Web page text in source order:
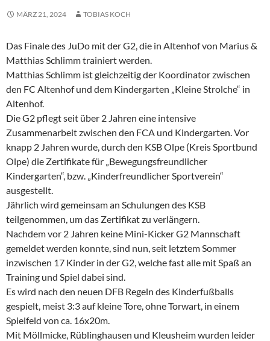
MÄRZ 21, 2024 TOBIAS KOCH
Das Finale des JuDo mit der G2, die in Altenhof von Marius &
Matthias Schlimm trainiert werden.
Matthias Schlimm ist gleichzeitig der Koordinator zwischen
den FC Altenhof und dem Kindergarten „Kleine Strolche“ in
Altenhof.
Die G2 pflegt seit über 2 Jahren eine intensive
Zusammenarbeit zwischen den FCA und Kindergarten. Vor
knapp 2 Jahren wurde, durch den KSB Olpe (Kreis Sportbund
Olpe) die Zertifikate für „Bewegungsfreundlicher
Kindergarten“, bzw. „Kinderfreundlicher Sportverein“
ausgestellt.
Jährlich wird gemeinsam an Schulungen des KSB
teilgenommen, um das Zertifikat zu verlängern.
Nachdem vor 2 Jahren keine Mini-Kicker G2 Mannschaft
gemeldet werden konnte, sind nun, seit letztem Sommer
inzwischen 17 Kinder in der G2, welche fast alle mit Spaß an
Training und Spiel dabei sind.
Es wird nach den neuen DFB Regeln des Kinderfußballs
gespielt, meist 3:3 auf kleine Tore, ohne Torwart, in einem
Spielfeld von ca. 16x20m.
Mit Möllmicke, Rüblinghausen und Kleusheim wurden leider